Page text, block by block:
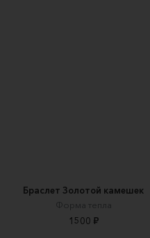
Браслет Золотой камешек
Форма тепла
1500 ₽